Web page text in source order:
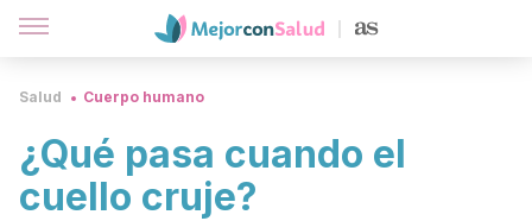
Salud Cuerpo humano
¿Qué pasa cuando el
cuello cruje?